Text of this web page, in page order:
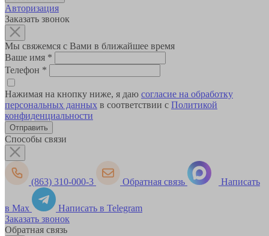
Авторизация
Заказать звонок
Мы свяжемся с Вами в ближайшее время
Ваше имя *
Телефон *
Нажимая на кнопку ниже, я даю согласие на обработку
персональных данных в соответствии с Политикой
конфиденциальности
Способы связи
(863) 310-000-3 Обратная связь Написать
в Max
Написать в Telegram
Заказать звонок
Обратная связь